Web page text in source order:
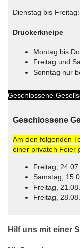
Dienstag bis
Druckerkneipe
Montag bis
Freitag und
Sonntag nur
Geschlossene
Geschlossene
Am den folgenden
einer privaten Feier
Freitag,
Samstag,
Freitag,
Freitag,
Hilf uns mit einer